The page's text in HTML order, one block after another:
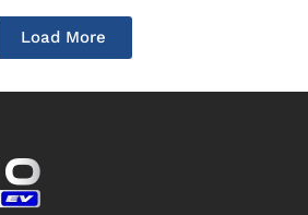
Load More